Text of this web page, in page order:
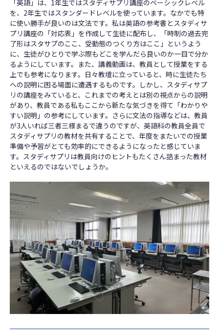
「英語」は、1年生ではスタディサプリ講座のベーシックレベル
を、2年生ではスタンダードレベルを使っています。なかでも特
に使い勝手が良いのは文法です。私は英語の参考書とスタディサ
プリ講座の「対応表」を作成して生徒に配布し、「時制の過去完
了形はスタサプのここ、受動態のつくり方はここ」というよう
に、生徒がひとりで学ぶ際もどこを学んだら良いのか一目で分か
るようにしています。また、講義動画は、教員として授業をする
上でも参考になります。日々教壇に立っていると、時に生徒たち
への説明に困る場面に遭遇するものです。しかし、スタディサプ
リの講座をみていると、これまでの考えとは別の視点からの説明
があり、教員である私もここから新たな気づきを得て「わかりや
すい説明」の参考にしています。さらに文法の指導などは、教員
が3人いれば三者三様まるで違うのですが、英語科の教員全員で
スタディサプリの教材を共有することで、年度をまたいでの授業
準備や予習がとても効率的にできるようになったと感じていま
す。スタディサプリは教員向けのヒントもたくさん詰まった教材
といえるのではないでしょうか。